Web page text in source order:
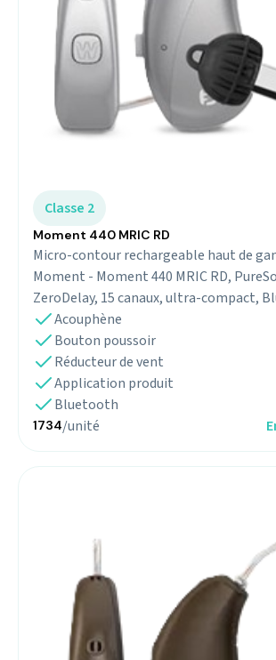
Classe 2
Moment 440 MRIC RD
Micro-contour rechargeable haut de
Moment - Moment 440 MRIC RD,
ZeroDelay, 15 canaux, ultra-compact,
Acouphène
Bouton poussoir
Réducteur de vent
Application produit
Bluetooth
1734/unité